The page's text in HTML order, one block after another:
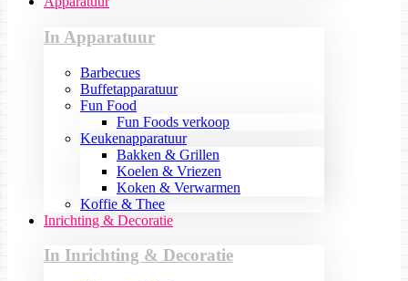
In Apparatuur
Barbecues
Buffetapparatuur
Fun Food
Fun Foods verkoop
Keukenapparatuur
Bakken & Grillen
Koelen & Vriezen
Koken & Verwarmen
Koffie & Thee
Inrichting & Decoratie
In Inrichting & Decoratie